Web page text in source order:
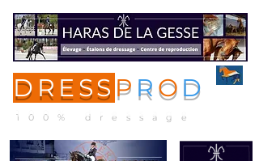
DRESS P R O D
100% dressage